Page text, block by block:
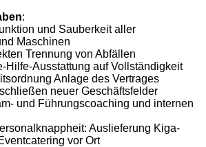
:
und Sauberkeit aller
Maschinen
Trennung von Abfällen
Hilfe-Ausstattung auf Vollständigkeit
Anlage des Vertrages
neuer Geschäftsfelder
und Führungscoaching und internen
Auslieferung Kiga-
vor Ort